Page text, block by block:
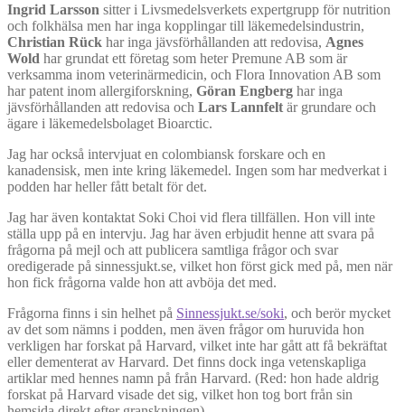
Ingrid Larsson sitter i Livsmedelsverkets expertgrupp för nutrition
och folkhälsa men har inga kopplingar till läkemedelsindustrin,
Christian Rück har inga jävsförhållanden att redovisa, Agnes
Wold har grundat ett företag som heter Premune AB som är
verksamma inom veterinärmedicin, och Flora Innovation AB som
har patent inom allergiforskning, Göran Engberg har inga
jävsförhållanden att redovisa och Lars Lannfelt är grundare och
ägare i läkemedelsbolaget Bioarctic.
Jag har också intervjuat en colombiansk forskare och en
kanadensisk, men inte kring läkemedel. Ingen som har medverkat i
podden har heller fått betalt för det.
Jag har även kontaktat Soki Choi vid flera tillfällen. Hon vill inte
ställa upp på en intervju. Jag har även erbjudit henne att svara på
frågorna på mejl och att publicera samtliga frågor och svar
oredigerade på sinnessjukt.se, vilket hon först gick med på, men när
hon fick frågorna valde hon att avböja det med.
Frågorna finns i sin helhet på Sinnessjukt.se/soki, och berör mycket
av det som nämns i podden, men även frågor om huruvida hon
verkligen har forskat på Harvard, vilket inte har gått att få bekräftat
eller dementerat av Harvard. Det finns dock inga vetenskapliga
artiklar med hennes namn på från Harvard. (Red: hon hade aldrig
forskat på Harvard visade det sig, vilket hon tog bort från sin